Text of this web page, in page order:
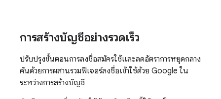
การสร้างบัญชีอย่างรวดเร็ว
ปรับปรุงขั้นตอนการลงชื่อสมัครใช้และลดอัตราการหยุดกลาง
คันด้วยการผสานรวมฟีเจอร์ลงชื่อเข้าใช้ด้วย Google ใน
ระหว่างการสร้างบัญชี